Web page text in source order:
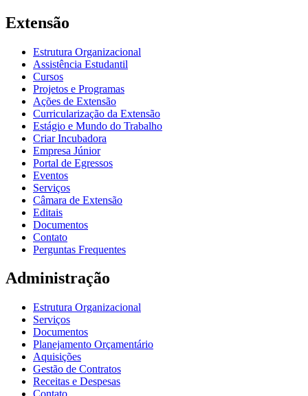
Extensão
Estrutura Organizacional
Assistência Estudantil
Cursos
Projetos e Programas
Ações de Extensão
Curricularização da Extensão
Estágio e Mundo do Trabalho
Criar Incubadora
Empresa Júnior
Portal de Egressos
Eventos
Serviços
Câmara de Extensão
Editais
Documentos
Contato
Perguntas Frequentes
Administração
Estrutura Organizacional
Serviços
Documentos
Planejamento Orçamentário
Aquisições
Gestão de Contratos
Receitas e Despesas